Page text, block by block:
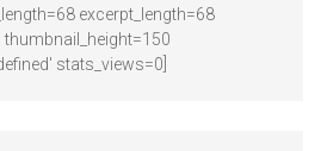
excerpt_length=68
stats_views=0]